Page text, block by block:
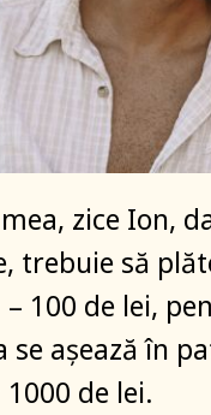
zice Ion,
trebuie să
100 de lei,
se așează în
de lei.